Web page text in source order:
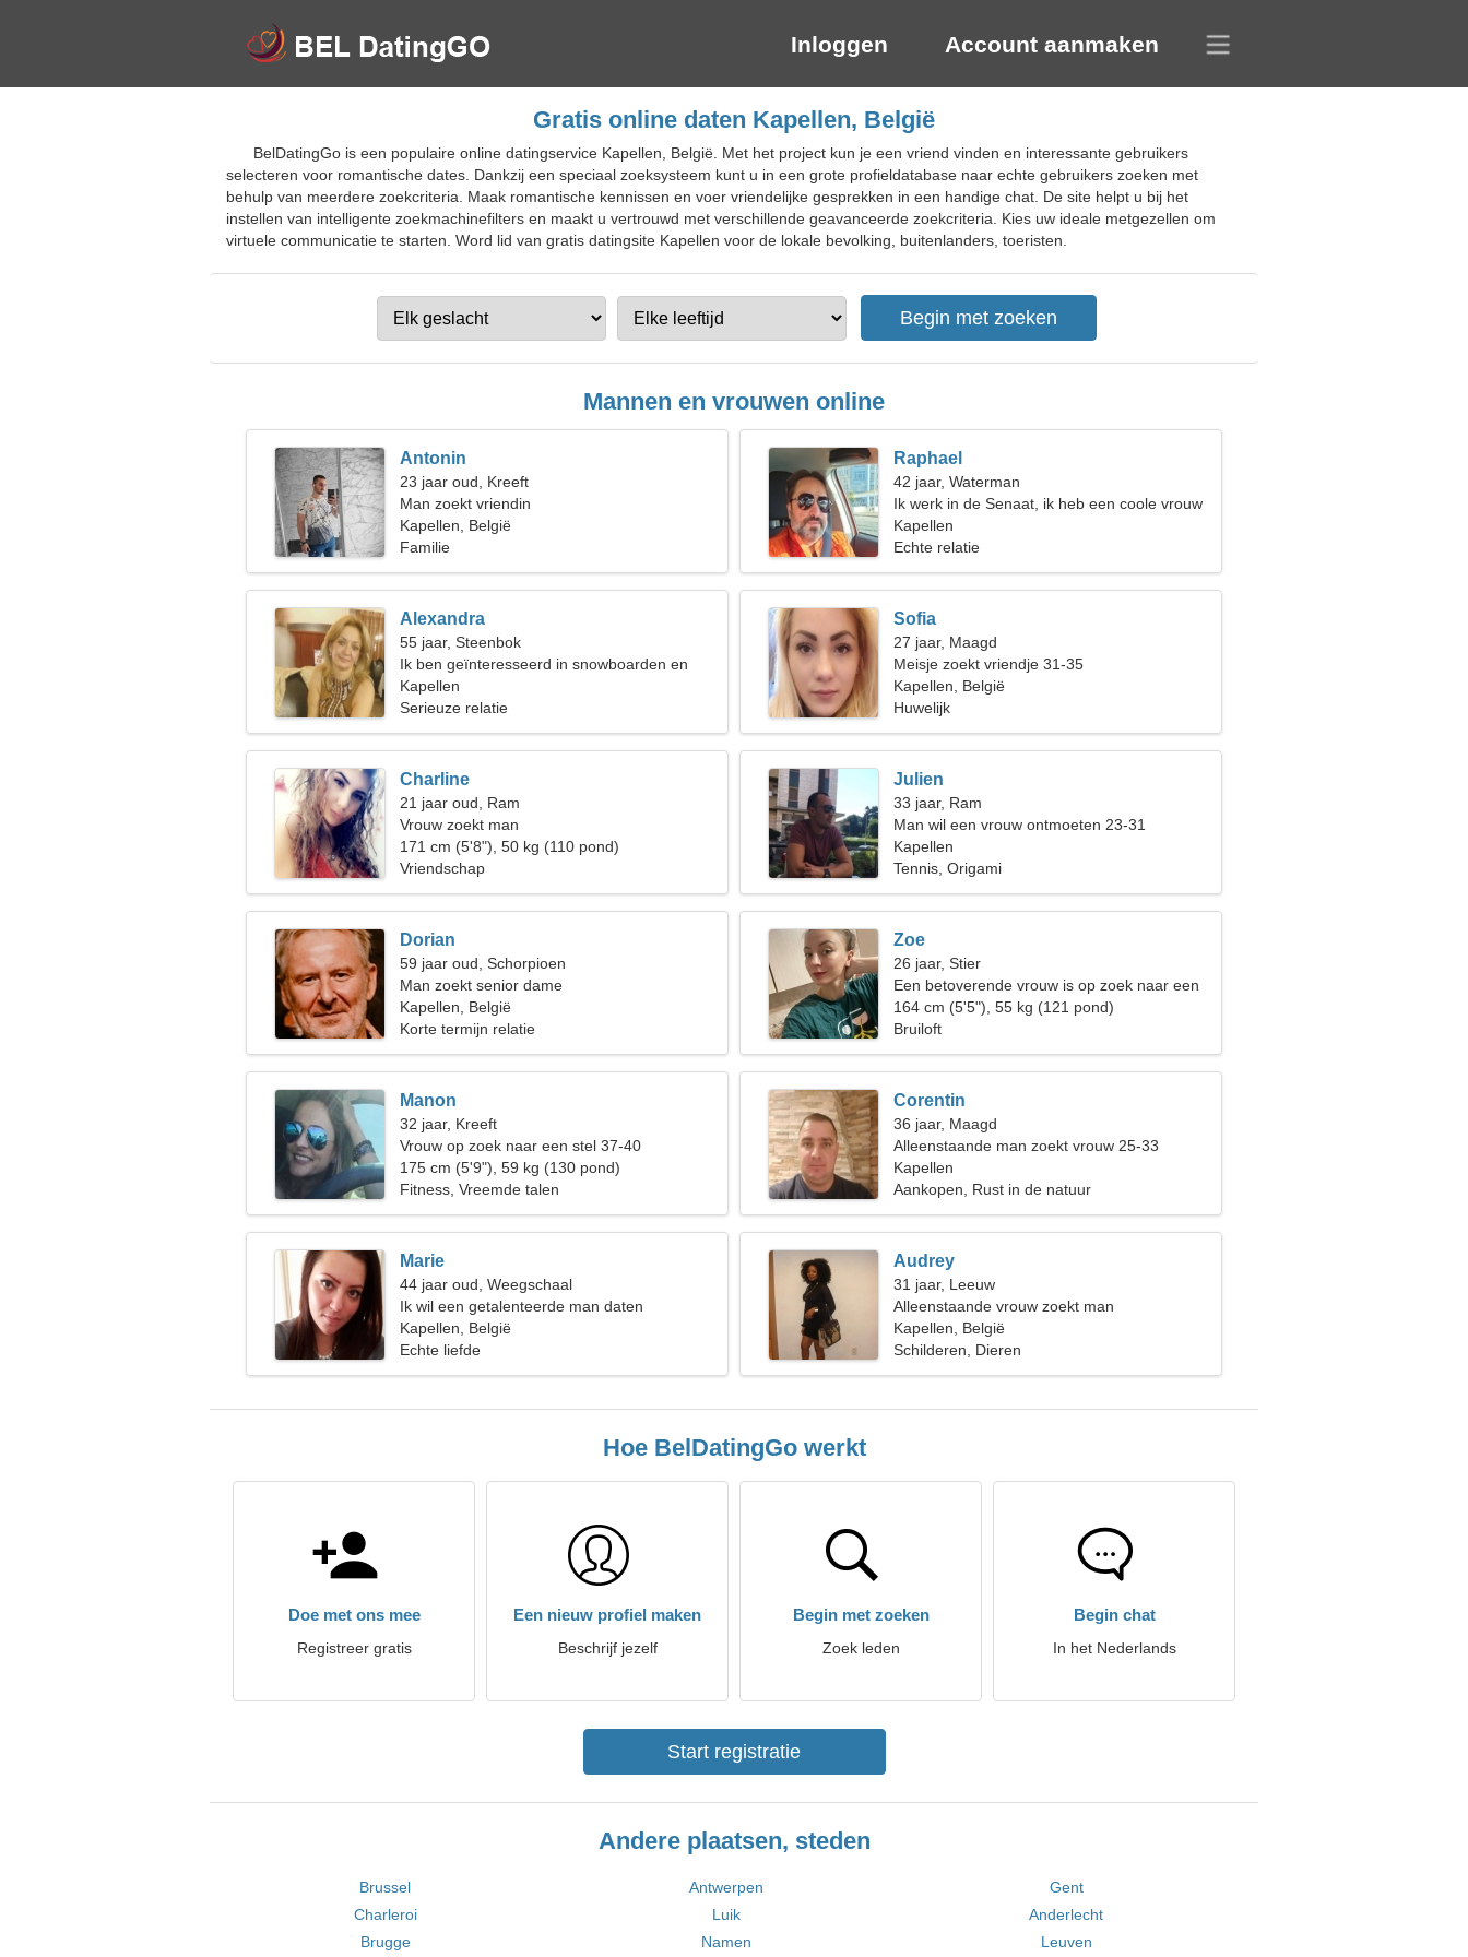
Inloggen Account aanmaken
Gratis online daten Kapellen, België
BelDatingGo is een populaire online datingservice Kapellen, België. Met het project kun je een vriend vinden en interessante gebruikers
selecteren voor romantische dates. Dankzij een speciaal zoeksysteem kunt u in een grote profieldatabase naar echte gebruikers zoeken met
behulp van meerdere zoekcriteria. Maak romantische kennissen en voer vriendelijke gesprekken in een handige chat. De site helpt u bij het
instellen van intelligente zoekmachinefilters en maakt u vertrouwd met verschillende geavanceerde zoekcriteria. Kies uw ideale metgezellen om
virtuele communicatie te starten. Word lid van gratis datingsite Kapellen voor de lokale bevolking, buitenlanders, toeristen.
Mannen en vrouwen online
Antonin
23 jaar oud, Kreeft
Man zoekt vriendin
Kapellen, België
Familie
Raphael
42 jaar, Waterman
Ik werk in de Senaat, ik heb een coole vrouw
nodig
Kapellen
Echte relatie
Alexandra
55 jaar, Steenbok
Ik ben geïnteresseerd in snowboarden en
varen
Kapellen
Serieuze relatie
Sofia
27 jaar, Maagd
Meisje zoekt vriendje 31-35
Kapellen, België
Huwelijk
Charline
21 jaar oud, Ram
Vrouw zoekt man
171 cm (5'8"), 50 kg (110 pond)
Vriendschap
Julien
33 jaar, Ram
Man wil een vrouw ontmoeten 23-31
Kapellen
Tennis, Origami
Dorian
59 jaar oud, Schorpioen
Man zoekt senior dame
Kapellen, België
Korte termijn relatie
Zoe
26 jaar, Stier
Een betoverende vrouw is op zoek naar een
partner
164 cm (5'5"), 55 kg (121 pond)
Bruiloft
Manon
32 jaar, Kreeft
Vrouw op zoek naar een stel 37-40
175 cm (5'9"), 59 kg (130 pond)
Fitness, Vreemde talen
Corentin
36 jaar, Maagd
Alleenstaande man zoekt vrouw 25-33
Kapellen
Aankopen, Rust in de natuur
Marie
44 jaar oud, Weegschaal
Ik wil een getalenteerde man daten
Kapellen, België
Echte liefde
Audrey
31 jaar, Leeuw
Alleenstaande vrouw zoekt man
Kapellen, België
Schilderen, Dieren
Hoe BelDatingGo werkt
Doe met ons mee
Registreer gratis
Een nieuw profiel maken
Beschrijf jezelf
Begin met zoeken
Zoek leden
Begin chat
In het Nederlands
Start registratie
Andere plaatsen, steden
Brussel Antwerpen
Gent
Charleroi
Luik
Anderlecht
Brugge
Namen Leuven